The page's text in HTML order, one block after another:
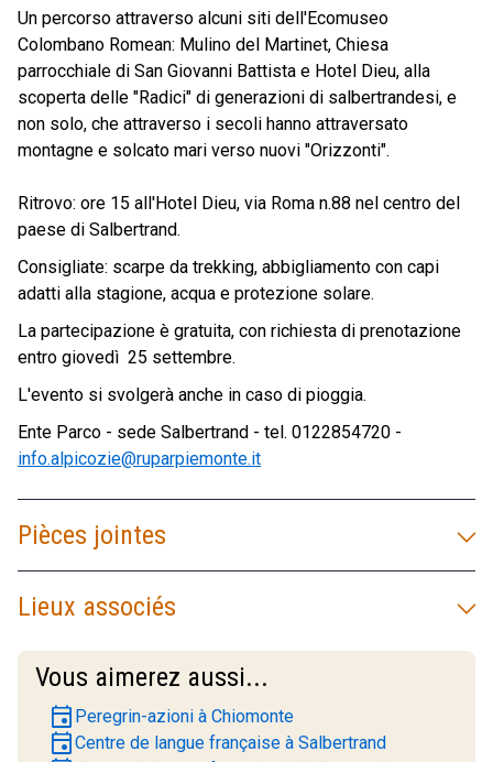
Un percorso attraverso alcuni siti dell'Ecomuseo
Colombano Romean: Mulino del Martinet, Chiesa
parrocchiale di San Giovanni Battista e Hotel Dieu, alla
scoperta delle "Radici" di generazioni di salbertrandesi, e
non solo, che attraverso i secoli hanno attraversato
montagne e solcato mari verso nuovi "Orizzonti".
Ritrovo: ore 15 all'Hotel Dieu, via Roma n.88 nel centro del
paese di Salbertrand.
Consigliate: scarpe da trekking, abbigliamento con capi
adatti alla stagione, acqua e protezione solare.
La partecipazione è gratuita, con richiesta di prenotazione
entro giovedì 25 settembre.
L'evento si svolgerà anche in caso di pioggia.
Ente Parco - sede Salbertrand - tel. 0122854720 -
info.alpicozie@ruparpiemonte.it
Pièces jointes
Lieux associés
Vous aimerez aussi...
event Peregrin-azioni à Chiomonte
eventCentre de langue française à Salbertrand